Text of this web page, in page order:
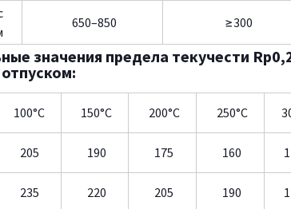
650–850 ≥300
значения предела текучести
100°C 150°C 200°C 250°C
205 190 175 160
235 220 205 190